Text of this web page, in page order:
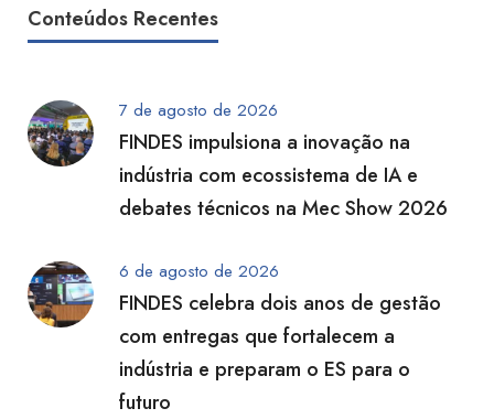
Conteúdos Recentes
7 de agosto de 2026
FINDES impulsiona a inovação na
indústria com ecossistema de IA e
debates técnicos na Mec Show 2026
6 de agosto de 2026
FINDES celebra dois anos de gestão
com entregas que fortalecem a
indústria e preparam o ES para o
futuro